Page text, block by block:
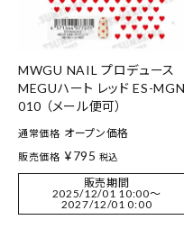
MWGU NAIL プロデュース
MEGUハート レッド ES-
010 （メール便可）
通常価格 オープン価格
販売価格 ¥795 税込
販売期間
2025/12/01 10:00〜
2027/12/01 0:00